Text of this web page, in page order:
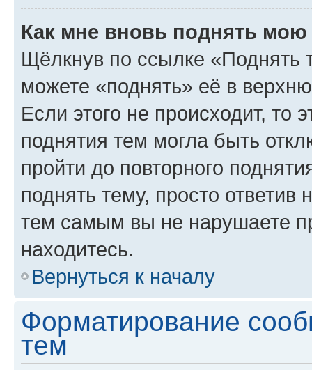
Как мне вновь поднять мою
Щёлкнув по ссылке «Поднять
можете «поднять» её в
Если этого не происходит, то
поднятия тем могла быть
пройти до повторного
поднять тему, просто ответив
тем самым вы не нарушаете
находитесь.
Вернуться к началу
Форматирование
тем